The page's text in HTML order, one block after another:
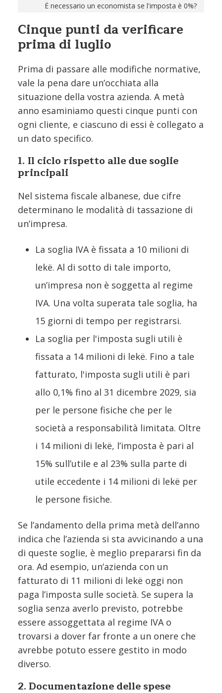
È necessario un economista se l'imposta è 0%?
Cinque punti da verificare
prima di luglio
Prima di passare alle modifiche normative,
vale la pena dare un’occhiata alla
situazione della vostra azienda. A metà
anno esaminiamo questi cinque punti con
ogni cliente, e ciascuno di essi è collegato a
un dato specifico.
1. Il ciclo rispetto alle due soglie
principali
Nel sistema fiscale albanese, due cifre
determinano le modalità di tassazione di
un’impresa.
La soglia IVA è fissata a 10 milioni di
lekë. Al di sotto di tale importo,
un’impresa non è soggetta al regime
IVA. Una volta superata tale soglia, ha
15 giorni di tempo per registrarsi.
La soglia per l'imposta sugli utili è
fissata a 14 milioni di lekë. Fino a tale
fatturato, l'imposta sugli utili è pari
allo 0,1% fino al 31 dicembre 2029, sia
per le persone fisiche che per le
società a responsabilità limitata. Oltre
i 14 milioni di lekë, l’imposta è pari al
15% sull’utile e al 23% sulla parte di
utile eccedente i 14 milioni di lekë per
le persone fisiche.
Se l’andamento della prima metà dell’anno
indica che l’azienda si sta avvicinando a una
di queste soglie, è meglio prepararsi fin da
ora. Ad esempio, un’azienda con un
fatturato di 11 milioni di lekë oggi non
paga l’imposta sulle società. Se supera la
soglia senza averlo previsto, potrebbe
essere assoggettata al regime IVA o
trovarsi a dover far fronte a un onere che
avrebbe potuto essere gestito in modo
diverso.
2. Documentazione delle spese